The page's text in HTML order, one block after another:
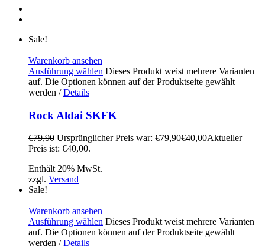
Sale!
Warenkorb ansehen
Ausführung wählen Dieses Produkt weist mehrere Varianten
auf. Die Optionen können auf der Produktseite gewählt
werden / Details
Rock Aldai SKFK
€79,90 Ursprünglicher Preis war: €79,90€40,00Aktueller
Preis ist: €40,00.
Enthält 20% MwSt.
zzgl. Versand
Sale!
Warenkorb ansehen
Ausführung wählen Dieses Produkt weist mehrere Varianten
auf. Die Optionen können auf der Produktseite gewählt
werden / Details